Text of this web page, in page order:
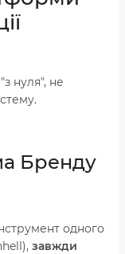
нуля", не
Бренду
одного
завжди